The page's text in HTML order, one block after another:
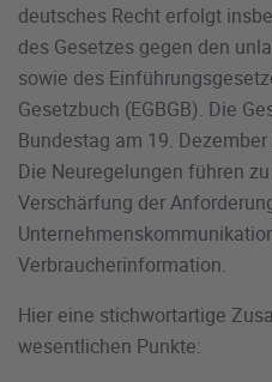
deutsches Recht erfolgt
des Gesetzes gegen den
sowie des
Gesetzbuch (EGBGB). Die
Bundestag am 19.
Die Neuregelungen führen
Verschärfung der
Verbraucherinformation.
Hier eine stichwortartige
wesentlichen Punkte: